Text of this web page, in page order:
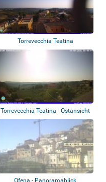
Torrevecchia Teatina
Torrevecchia Teatina - Ostansicht
Ofena - Panoramablick